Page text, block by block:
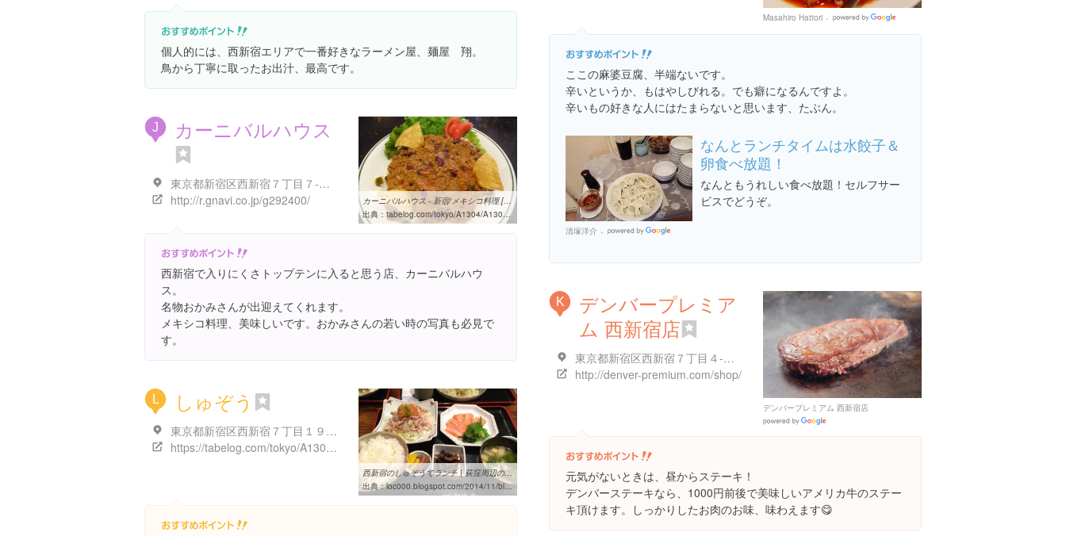
Places
個人的には、西新宿エリアで一番好きなラーメン屋、麺屋 翔。
鳥から丁寧に取ったお出汁、最高です。
Masahiro Hattori
Places
ここの麻婆豆腐、半端ないです。
辛いというか、もはやしびれる。でも癖になるんですよ。
辛いもの好きな人にはたまらないと思います、たぶん。
清塚洋介
なんとランチタイムは水餃子＆
卵食べ放題！
なんともうれしい食べ放題！セルフサー
ビスでどうぞ。
J カーニバルハウス
東京都新宿区西新宿７丁目７-５-６
http://r.gnavi.co.jp/g292400/
カーニバルハウス - 新宿/メキシコ料理 [食べログ]
出典： tabelog.com/tokyo/A1304/A130401/13006841
西新宿で入りにくさトップテンに入ると思う店、カーニバルハウ
ス。
名物おかみさんが出迎えてくれます。
メキシコ料理、美味しいです。おかみさんの若い時の写真も必見で
す。
K
デンバープレミア
ム 西新宿店
東京都新宿区西新宿７丁目４-５ 新宿ウエストスクエアビル １F
http://denver-premium.com/shop/
デンバープレミアム 西新宿店
Places
元気がないときは、昼からステーキ！
デンバーステーキなら、1000円前後で美味しいアメリカ牛のステー
キ頂けます。しっかりしたお肉のお味、味わえます😋
L しゅぞう
東京都新宿区西新宿７丁目１９-２２
https://tabelog.com/tokyo/A1304/A130401/13159181/
西新宿のしゅぞうでランチ | 荻窪周辺の地域情報ブログ
出典：loc000.blogspot.com/2014/11/blog-post_11.html